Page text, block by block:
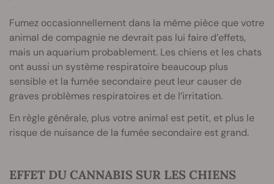
Fumez occasionnellement dans la même pièce que votre
animal de compagnie ne devrait pas lui faire d’effets,
mais un aquarium probablement. Les chiens et les chats
ont aussi un système respiratoire beaucoup plus
sensible et la fumée secondaire peut leur causer de
graves problèmes respiratoires et de l’irritation.
En règle générale, plus votre animal est petit, et plus le
risque de nuisance de la fumée secondaire est grand.
EFFET DU CANNABIS SUR LES CHIENS